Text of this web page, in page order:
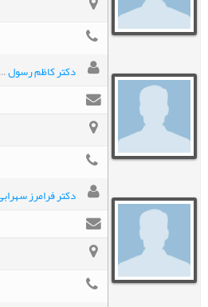
دکتر کاظم رسول زاده طباطبائی
دکتر فرامرز سهرابی